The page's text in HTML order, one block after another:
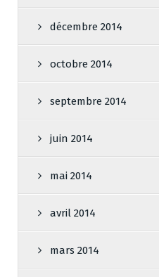
décembre 2014
octobre 2014
septembre 2014
juin 2014
mai 2014
avril 2014
mars 2014